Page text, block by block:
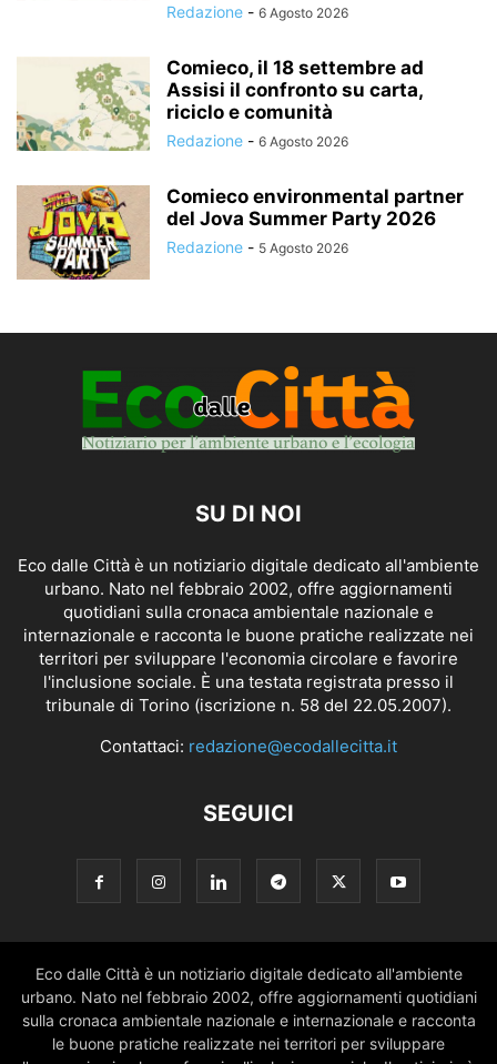
Redazione - 6 Agosto 2026
Comieco, il 18 settembre ad
Assisi il confronto su carta,
riciclo e comunità
Redazione - 6 Agosto 2026
Comieco environmental partner
del Jova Summer Party 2026
Redazione - 5 Agosto 2026
SU DI NOI
Eco dalle Città è un notiziario digitale dedicato all'ambiente
urbano. Nato nel febbraio 2002, offre aggiornamenti
quotidiani sulla cronaca ambientale nazionale e
internazionale e racconta le buone pratiche realizzate nei
territori per sviluppare l'economia circolare e favorire
l'inclusione sociale. È una testata registrata presso il
tribunale di Torino (iscrizione n. 58 del 22.05.2007).
Contattaci: redazione@ecodallecitta.it
SEGUICI
Eco dalle Città è un notiziario digitale dedicato all'ambiente
urbano. Nato nel febbraio 2002, offre aggiornamenti quotidiani
sulla cronaca ambientale nazionale e internazionale e racconta
le buone pratiche realizzate nei territori per sviluppare